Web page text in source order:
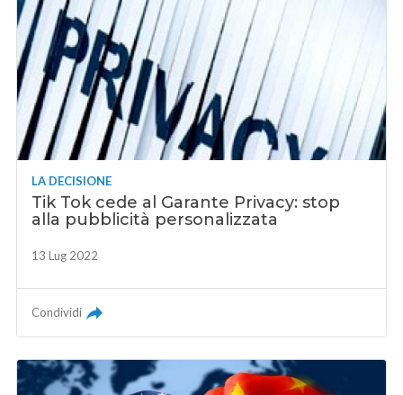
LA DECISIONE
Tik Tok cede al Garante Privacy: stop
alla pubblicità personalizzata
13 Lug 2022
Condividi